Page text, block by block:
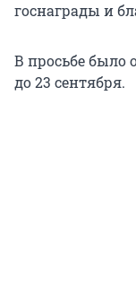
госнаграды и
В просьбе было
до 23 сентября.